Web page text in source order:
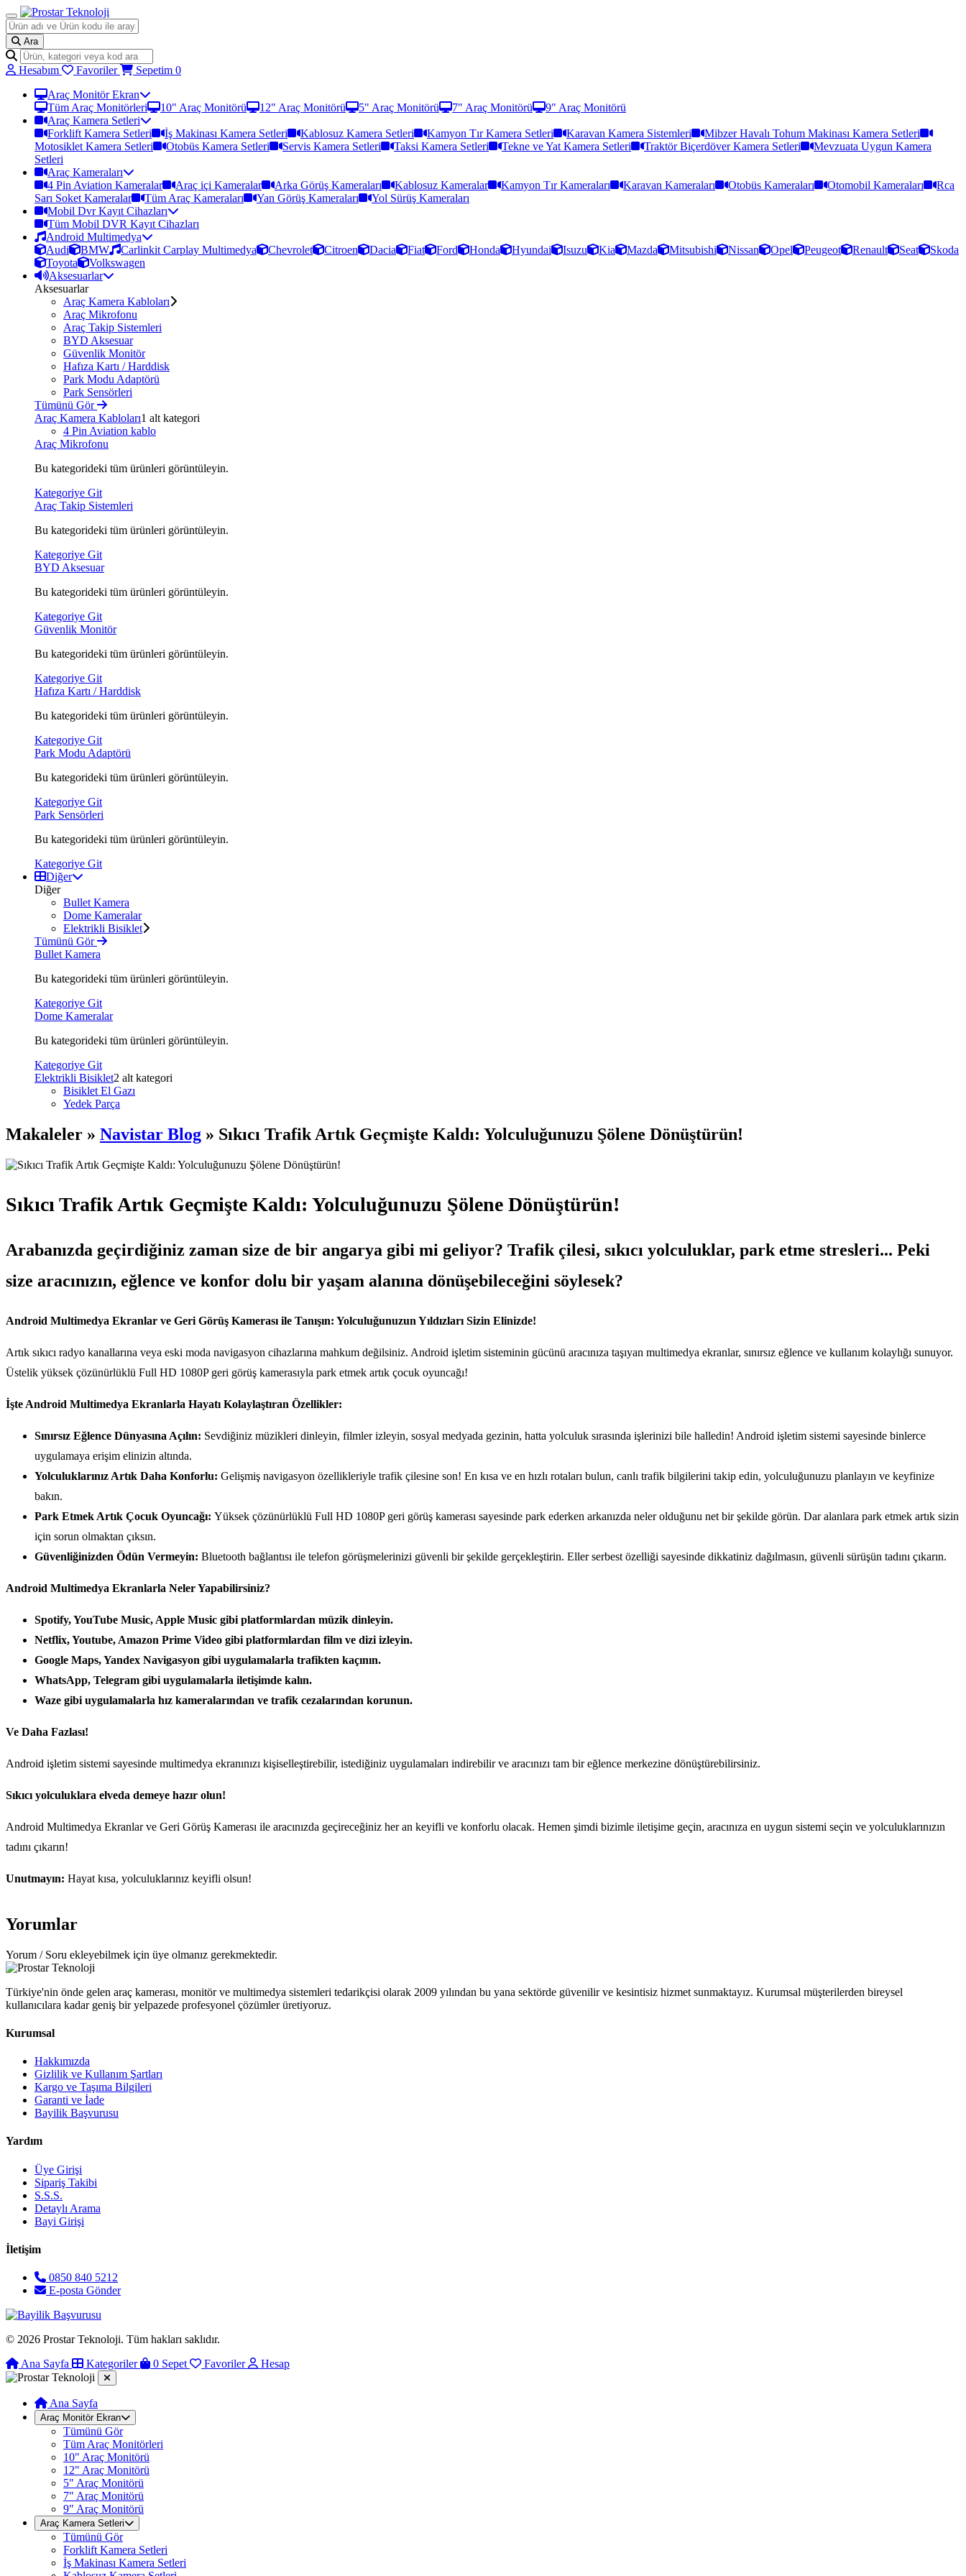
Ara
Hesabım Favoriler Sepetim 0
Araç Monitör Ekran
Tüm Araç Monitörleri
10" Araç Monitörü 12" Araç Monitörü 5" Araç Monitörü 7" Araç Monitörü
9" Araç Monitörü
Araç Kamera Setleri
Forklift Kamera Setleri
İş Makinası Kamera Setleri Kablosuz Kamera Setleri Kamyon Tır Kamera Setleri Karavan Kamera Sistemleri
Mibzer Havalı Tohum Makinası Kamera Setleri
Motosiklet Kamera Setleri
Otobüs Kamera Setleri Servis Kamera Setleri Taksi Kamera Setleri Tekne ve Yat Kamera Setleri Traktör Biçerdöver Kamera Setleri
Mevzuata Uygun Kamera
Setleri
Araç Kameraları
4 Pin Aviation Kameralar
Araç içi Kameralar Arka Görüş Kameraları Kablosuz Kameralar Kamyon Tır Kameraları Karavan Kameraları Otobüs Kameraları Otomobil Kameraları
Rca
Sarı Soket Kameralar
Tüm Araç Kameraları Yan Görüş Kameraları
Yol Sürüş Kameraları
Mobil Dvr Kayıt Cihazları
Tüm Mobil DVR Kayıt Cihazları
Android Multimedya
Audi
BMW Carlinkit Carplay Multimedya Chevrolet Citroen Dacia Fiat Ford Honda Hyundai Isuzu Kia Mazda Mitsubishi Nissan Opel Peugeot Renault Seat
Skoda
Toyota
Volkswagen
Aksesuarlar
Aksesuarlar
Araç Kamera Kabloları
Araç Mikrofonu
Araç Takip Sistemleri
BYD Aksesuar
Güvenlik Monitör
Hafıza Kartı / Harddisk
Park Modu Adaptörü
Park Sensörleri
Tümünü Gör
Araç Kamera Kabloları1 alt kategori
4 Pin Aviation kablo
Araç Mikrofonu
Bu kategorideki tüm ürünleri görüntüleyin.
Kategoriye Git
Araç Takip Sistemleri
Bu kategorideki tüm ürünleri görüntüleyin.
Kategoriye Git
BYD Aksesuar
Bu kategorideki tüm ürünleri görüntüleyin.
Kategoriye Git
Güvenlik Monitör
Bu kategorideki tüm ürünleri görüntüleyin.
Kategoriye Git
Hafıza Kartı / Harddisk
Bu kategorideki tüm ürünleri görüntüleyin.
Kategoriye Git
Park Modu Adaptörü
Bu kategorideki tüm ürünleri görüntüleyin.
Kategoriye Git
Park Sensörleri
Bu kategorideki tüm ürünleri görüntüleyin.
Kategoriye Git
Diğer
Diğer
Bullet Kamera
Dome Kameralar
Elektrikli Bisiklet
Tümünü Gör
Bullet Kamera
Bu kategorideki tüm ürünleri görüntüleyin.
Kategoriye Git
Dome Kameralar
Bu kategorideki tüm ürünleri görüntüleyin.
Kategoriye Git
Elektrikli Bisiklet2 alt kategori
Bisiklet El Gazı
Yedek Parça
Makaleler » Navistar Blog » Sıkıcı Trafik Artık Geçmişte Kaldı: Yolculuğunuzu Şölene Dönüştürün!
Sıkıcı Trafik Artık Geçmişte Kaldı: Yolculuğunuzu Şölene Dönüştürün!
Arabanızda geçirdiğiniz zaman size de bir angarya gibi mi geliyor? Trafik çilesi, sıkıcı yolculuklar, park etme stresleri... Peki
size aracınızın, eğlence ve konfor dolu bir yaşam alanına dönüşebileceğini söylesek?
Android Multimedya Ekranlar ve Geri Görüş Kamerası ile Tanışın: Yolculuğunuzun Yıldızları Sizin Elinizde!
Artık sıkıcı radyo kanallarına veya eski moda navigasyon cihazlarına mahkum değilsiniz. Android işletim sisteminin gücünü aracınıza taşıyan multimedya ekranlar, sınırsız eğlence ve kullanım kolaylığı sunuyor.
Üstelik yüksek çözünürlüklü Full HD 1080P geri görüş kamerasıyla park etmek artık çocuk oyuncağı!
İşte Android Multimedya Ekranlarla Hayatı Kolaylaştıran Özellikler:
Sınırsız Eğlence Dünyasına Açılın: Sevdiğiniz müzikleri dinleyin, filmler izleyin, sosyal medyada gezinin, hatta yolculuk sırasında işlerinizi bile halledin! Android işletim sistemi sayesinde binlerce
uygulamaya erişim elinizin altında.
Yolculuklarınız Artık Daha Konforlu: Gelişmiş navigasyon özellikleriyle trafik çilesine son! En kısa ve en hızlı rotaları bulun, canlı trafik bilgilerini takip edin, yolculuğunuzu planlayın ve keyfinize
bakın.
Park Etmek Artık Çocuk Oyuncağı: Yüksek çözünürlüklü Full HD 1080P geri görüş kamerası sayesinde park ederken arkanızda neler olduğunu net bir şekilde görün. Dar alanlara park etmek artık sizin
için sorun olmaktan çıksın.
Güvenliğinizden Ödün Vermeyin: Bluetooth bağlantısı ile telefon görüşmelerinizi güvenli bir şekilde gerçekleştirin. Eller serbest özelliği sayesinde dikkatiniz dağılmasın, güvenli sürüşün tadını çıkarın.
Android Multimedya Ekranlarla Neler Yapabilirsiniz?
Spotify, YouTube Music, Apple Music gibi platformlardan müzik dinleyin.
Netflix, Youtube, Amazon Prime Video gibi platformlardan film ve dizi izleyin.
Google Maps, Yandex Navigasyon gibi uygulamalarla trafikten kaçının.
WhatsApp, Telegram gibi uygulamalarla iletişimde kalın.
Waze gibi uygulamalarla hız kameralarından ve trafik cezalarından korunun.
Ve Daha Fazlası!
Android işletim sistemi sayesinde multimedya ekranınızı kişiselleştirebilir, istediğiniz uygulamaları indirebilir ve aracınızı tam bir eğlence merkezine dönüştürebilirsiniz.
Sıkıcı yolculuklara elveda demeye hazır olun!
Android Multimedya Ekranlar ve Geri Görüş Kamerası ile aracınızda geçireceğiniz her an keyifli ve konforlu olacak. Hemen şimdi bizimle iletişime geçin, aracınıza en uygun sistemi seçin ve yolculuklarınızın
tadını çıkarın!
Unutmayın: Hayat kısa, yolculuklarınız keyifli olsun!
Yorumlar
Yorum / Soru ekleyebilmek için üye olmanız gerekmektedir.
Türkiye'nin önde gelen araç kamerası, monitör ve multimedya sistemleri tedarikçisi olarak 2009 yılından bu yana sektörde güvenilir ve kesintisiz hizmet sunmaktayız. Kurumsal müşterilerden bireysel
kullanıcılara kadar geniş bir yelpazede profesyonel çözümler üretiyoruz.
Kurumsal
Hakkımızda
Gizlilik ve Kullanım Şartları
Kargo ve Taşıma Bilgileri
Garanti ve İade
Bayilik Başvurusu
Yardım
Üye Girişi
Sipariş Takibi
S.S.S.
Detaylı Arama
Bayi Girişi
İletişim
0850 840 5212
E-posta Gönder
© 2026 Prostar Teknoloji. Tüm hakları saklıdır.
Ana Sayfa
Kategoriler 0 Sepet Favoriler Hesap
Ana Sayfa
Araç Monitör Ekran
Tümünü Gör
Tüm Araç Monitörleri
10" Araç Monitörü
12" Araç Monitörü
5" Araç Monitörü
7" Araç Monitörü
9" Araç Monitörü
Araç Kamera Setleri
Tümünü Gör
Forklift Kamera Setleri
İş Makinası Kamera Setleri